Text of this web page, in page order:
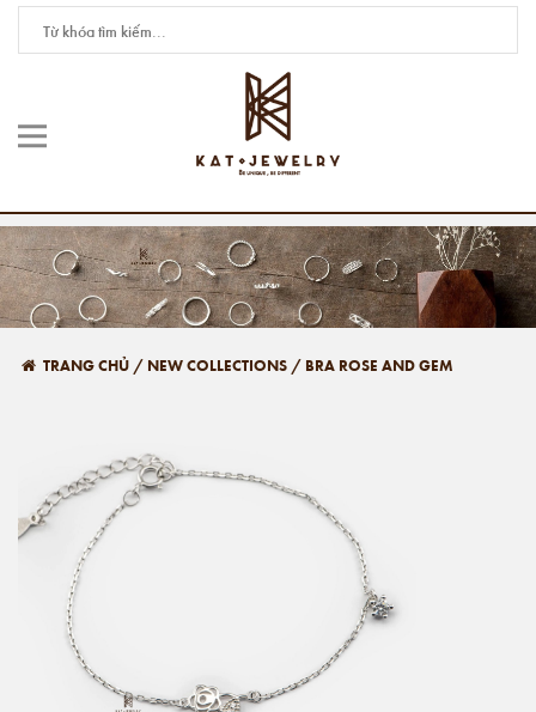
TRANG CHỦ / NEW COLLECTIONS / BRA ROSE AND GEM